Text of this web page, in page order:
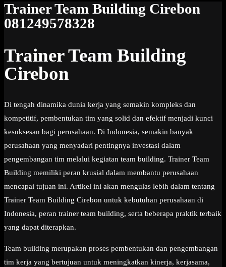
Trainer Team Building Cirebon
081249578328
Trainer Team Building
Cirebon
Di tengah dinamika dunia kerja yang semakin kompleks dan
kompetitif, pembentukan tim yang solid dan efektif menjadi kunci
kesuksesan bagi perusahaan. Di Indonesia, semakin banyak
perusahaan yang menyadari pentingnya investasi dalam
pengembangan tim melalui kegiatan team building. Trainer Team
Building memiliki peran krusial dalam membantu perusahaan
mencapai tujuan ini. Artikel ini akan mengulas lebih dalam tentang
Trainer Team Building Cirebon untuk kebutuhan perusahaan di
Indonesia, peran trainer team building, serta beberapa praktik terbaik
yang dapat diterapkan.
Team building merupakan proses pembentukan dan pengembangan
tim kerja yang bertujuan untuk meningkatkan kinerja, kerjasama,